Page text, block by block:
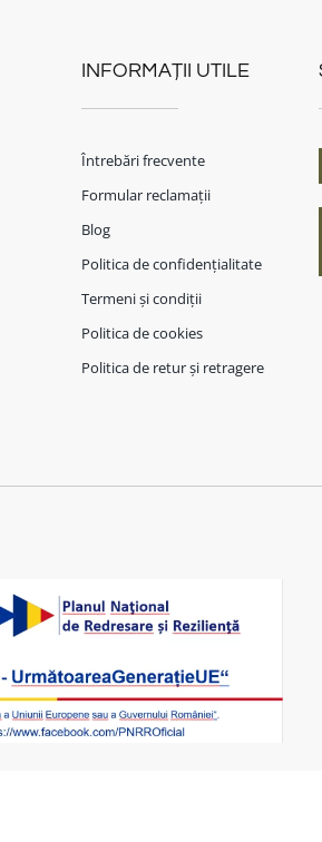
INFORMAȚII UTILE
Întrebări frecvente
Formular reclamații
Blog
Politica de confidențialitate
Termeni și condiții
Politica de cookies
Politica de retur și retragere